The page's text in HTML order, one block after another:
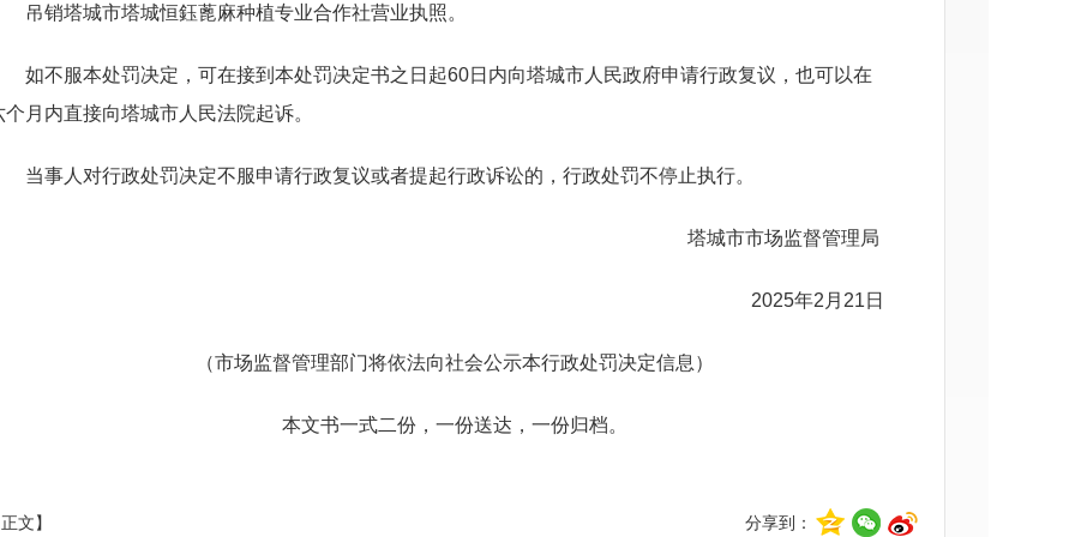
吊销塔城市塔城恒鈺蓖麻种植专业合作社营业执照。
如不服本处罚决定，可在接到本处罚决定书之日 起60日内向塔城市人民政府申请行政复议，也可以在
个月 内直接向塔城市人 民法院起诉。
当事人对行政处罚决定不服申请行政复议或者提起行政诉讼的，行政处罚不停止执行。
塔城市市场监督管理局
2025年2月21日
（市场监督管理部门将依法向社会公示本行政处罚决定信息）
本文书一式二份， 一份送达，一份归档。
文】 分享到：